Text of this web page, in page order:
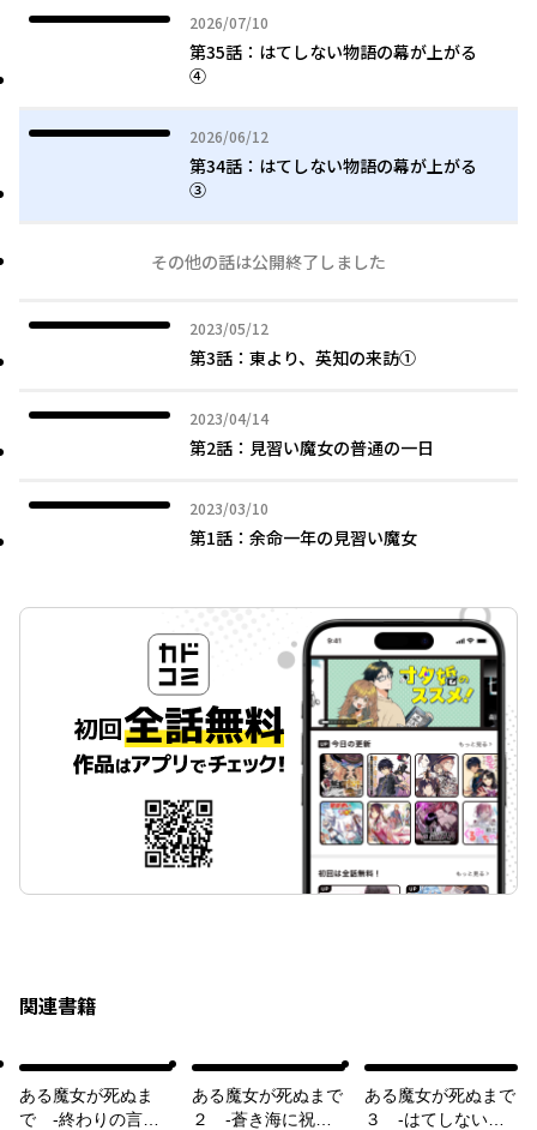
2026/07/10
2026年07月10日
第35話：はてしない物語の幕が上がる
④
2026/06/12
2026年06月12日
第34話：はてしない物語の幕が上がる
③
その他の話は公開終了しました
2023/05/12
2023年05月12日
第3話：東より、英知の来訪①
2023/04/14
2023年04月14日
第2話：見習い魔女の普通の一日
2023/03/10
2023年03月10日
第1話：余命一年の見習い魔女
関連書籍
ある魔女が死ぬま
で -終わりの言葉
ある魔女が死ぬまで
２ -蒼き海に祝福
ある魔女が死ぬまで
３ -はてしない物